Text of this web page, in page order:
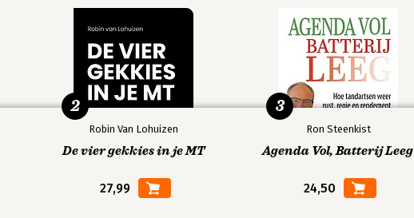
Robin Van Lohuizen
De vier gekkies in je MT
27,99
2
Ron Steenkist
Agenda Vol, Batterij Leeg
24,50
3